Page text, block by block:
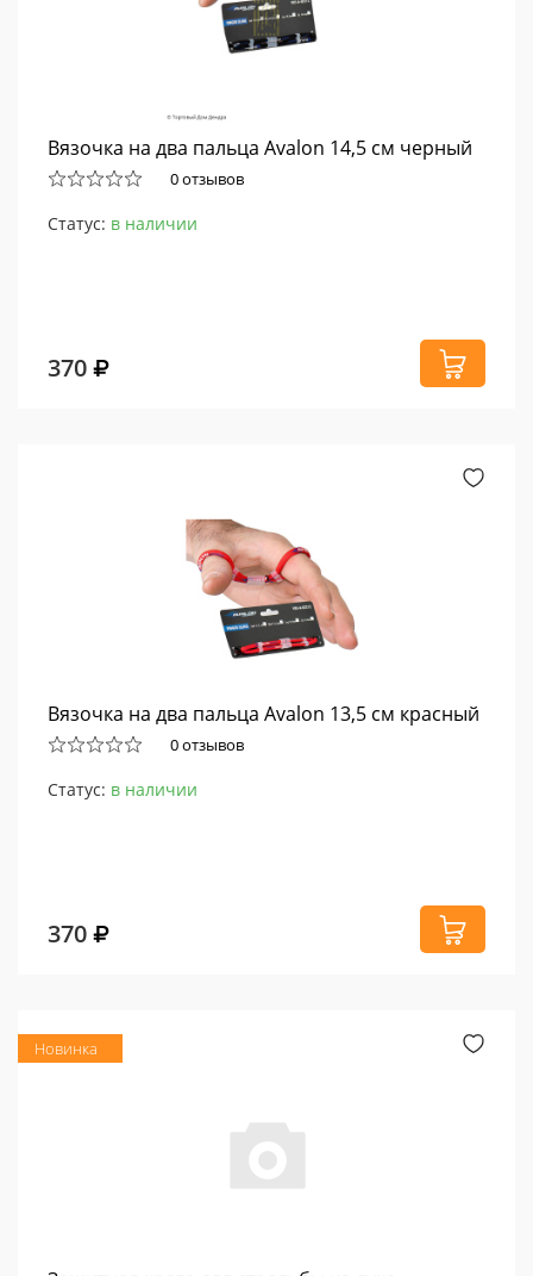
Вязочка на два пальца Avalon 14,5 см черный
0 отзывов
Статус: в наличии
370
Вязочка на два пальца Avalon 13,5 см красный
0 отзывов
Статус: в наличии
370
Новинка